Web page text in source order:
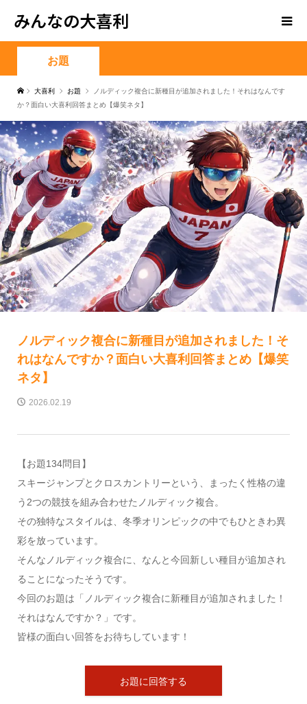
みんなの大喜利
お題
大喜利 お題
ノルディック複合に新種目が追加されました！それはなんです
か？面白い大喜利回答まとめ【爆笑ネタ】
ノルディック複合に新種目が追加されました！そ
れはなんですか？面白い大喜利回答まとめ【爆笑
ネタ】
2026.02.19
【お題134問目】
スキージャンプとクロスカントリーという、まったく性格の違
う2つの競技を組み合わせたノルディック複合。
その独特なスタイルは、冬季オリンピックの中でもひときわ異
彩を放っています。
そんなノルディック複合に、なんと今回新しい種目が追加され
ることになったそうです。
今回のお題は「ノルディック複合に新種目が追加されました！
それはなんですか？」です。
皆様の面白い回答をお待ちしています！
お題に回答する